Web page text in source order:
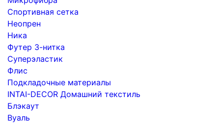
Спортивная сетка
Неопрен
Ника
Футер 3-нитка
Суперэластик
Флис
Подкладочные материалы
INTAI-DECOR Домашний текстиль
Блэкаут
Вуаль